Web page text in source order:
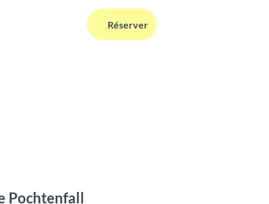
RechercheRéserver
Pochtenfall